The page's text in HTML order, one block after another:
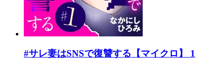
#サレ妻はSNSで復讐する【マイクロ】 1